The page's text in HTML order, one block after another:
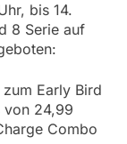
bis 14.
8 Serie auf
Early Bird
von 24,99
Combo